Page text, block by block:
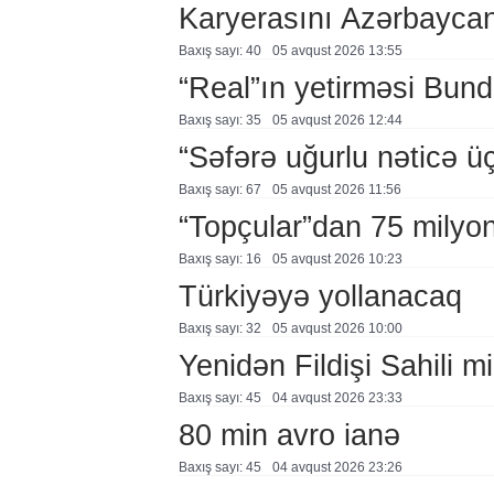
Karyerasını
Baxış sayı: 40 05 avqust 2026 13:55
“Real”ın yetirməsi
Baxış sayı: 35 05 avqust 2026 12:44
“Səfərə uğurlu nəticə
Baxış sayı: 67 05 avqust 2026 11:56
“Topçular”dan 75
Baxış sayı: 16 05 avqust 2026 10:23
Türkiyəyə yollanacaq
Baxış sayı: 32 05 avqust 2026 10:00
Yenidən Fildişi Sahili
Baxış sayı: 45 04 avqust 2026 23:33
80 min avro ianə
Baxış sayı: 45 04 avqust 2026 23:26